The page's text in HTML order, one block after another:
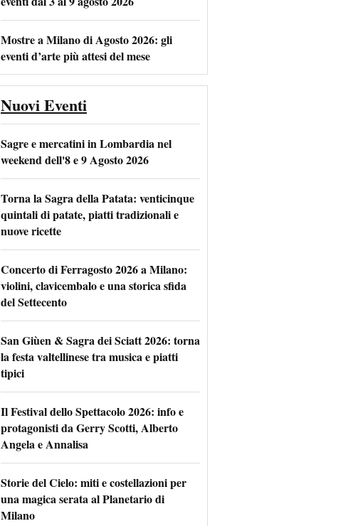
Mostre a Milano di Agosto 2026: gli
eventi d’arte più attesi del mese
Nuovi Eventi
Sagre e mercatini in Lombardia nel
weekend dell'8 e 9 Agosto 2026
Torna la Sagra della Patata: venticinque
quintali di patate, piatti tradizionali e
nuove ricette
Concerto di Ferragosto 2026 a Milano:
violini, clavicembalo e una storica sfida
del Settecento
San Giùen & Sagra dei Sciatt 2026: torna
la festa valtellinese tra musica e piatti
tipici
Il Festival dello Spettacolo 2026: info e
protagonisti da Gerry Scotti, Alberto
Angela e Annalisa
Storie del Cielo: miti e costellazioni per
una magica serata al Planetario di
Milano